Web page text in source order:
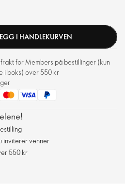
I HANDLEKURVEN
for Members på bestillinger (kun
i boks) over 550 kr
inviterer venner
550 kr